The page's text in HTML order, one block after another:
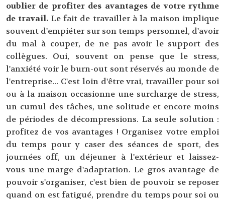
oublier de profiter des avantages de votre rythme
de travail. Le fait de travailler à la maison implique
souvent d'empiéter sur son temps personnel, d'avoir
du mal à couper, de ne pas avoir le support des
collègues. Oui, souvent on pense que le stress,
l'anxiété voir le burn-out sont réservés au monde de
l'entreprise... C'est loin d'être vrai, travailler pour soi
ou à la maison occasionne une surcharge de stress,
un cumul des tâches, une solitude et encore moins
de périodes de décompressions. La seule solution :
profitez de vos avantages ! Organisez votre emploi
du temps pour y caser des séances de sport, des
journées off, un déjeuner à l'extérieur et laissez-
vous une marge d'adaptation. Le gros avantage de
pouvoir s'organiser, c'est bien de pouvoir se reposer
quand on est fatigué, prendre du temps pour soi ou